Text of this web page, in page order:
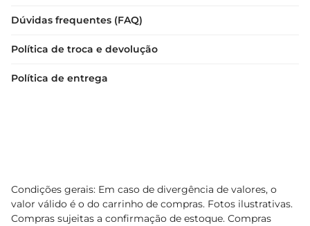
Dúvidas frequentes (FAQ)
Política de troca e devolução
Política de entrega
Condições gerais: Em caso de divergência de valores, o
valor válido é o do carrinho de compras. Fotos ilustrativas.
Compras sujeitas a confirmação de estoque. Compras